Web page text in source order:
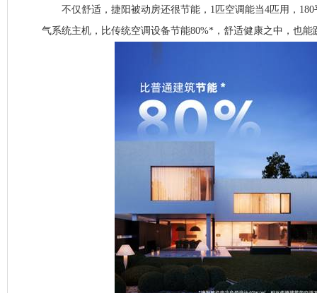
不仅舒适，捷阳被动房还很节能，1匹空调能当4匹用，180
气系统主机，比传统空调设备节能80%*，舒适健康之中，也能